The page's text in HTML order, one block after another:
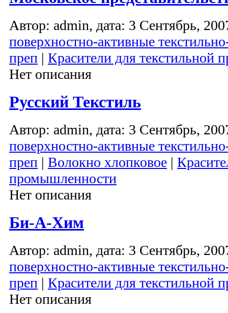
Автор: admin, дата: 3 Сентябрь,
поверхностно-активные
преп | Красители для текстильной
Нет описания
Русский Текстиль
Автор: admin, дата: 3 Сентябрь,
поверхностно-активные
преп | Волокно хлопковое |
промышленности
Нет описания
Би-А-Хим
Автор: admin, дата: 3 Сентябрь,
поверхностно-активные
преп | Красители для текстильной
Нет описания